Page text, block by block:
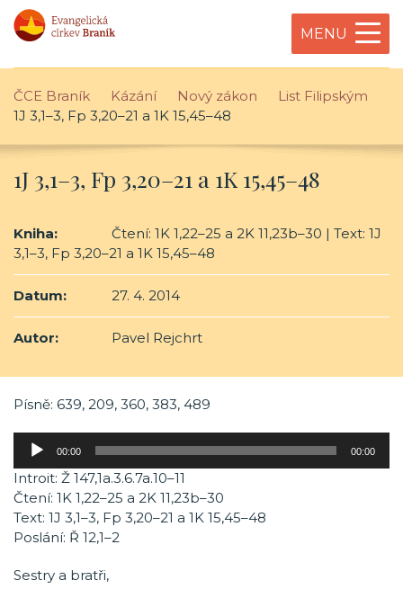
MENU
ČCE Braník Kázání Nový zákon
List Filipským
1J 3,1–3, Fp 3,20–21 a 1K 15,45–48
1J 3,1–3, Fp 3,20–21 a 1K 15,45–48
Kniha:
Čtení: 1K 1,22–25 a 2K 11,23b–30 | Text: 1J
3,1–3, Fp 3,20–21 a 1K 15,45–48
Datum: 27. 4. 2014
Autor: Pavel Rejchrt
Písně: 639, 209, 360, 383, 489
Audio
00:00 00:00
Introit: Ž 147,1a.3.6.7a.10–11
Čtení: 1K 1,22–25 a 2K 11,23b–30
Text: 1J 3,1–3, Fp 3,20–21 a 1K 15,45–48
Poslání: Ř 12,1–2
Sestry a bratři,